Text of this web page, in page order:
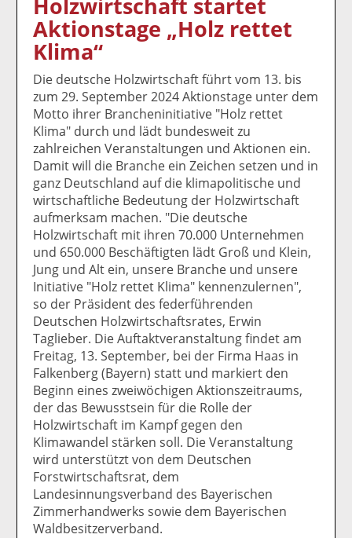
k
el
a
F
ac
e
b
o
o
k
te
il
e
n
k
el
t
tt
er
n
el
a
Li
n
k
di
n
te
il
n
el
p
E
m
v
er
se
n
e
n
e
Aktionstage „Holz rettet
Klima“
Die deutsche Holzwirtschaft führt vom 13. bis
zum 29. September 2024 Aktionstage unter dem
Motto ihrer Brancheninitiative "Holz rettet
Klima" durch und lädt bundesweit zu
zahlreichen Veranstaltungen und Aktionen ein.
Damit will die Branche ein Zeichen setzen und in
ganz Deutschland auf die klimapolitische und
wirtschaftliche Bedeutung der Holzwirtschaft
aufmerksam machen. "Die deutsche
Holzwirtschaft mit ihren 70.000 Unternehmen
und 650.000 Beschäftigten lädt Groß und Klein,
Jung und Alt ein, unsere Branche und unsere
Initiative "Holz rettet Klima" kennenzulernen",
so der Präsident des federführenden
Deutschen Holzwirtschaftsrates, Erwin
Taglieber. Die Auftaktveranstaltung findet am
Freitag, 13. September, bei der Firma Haas in
Falkenberg (Bayern) statt und markiert den
Beginn eines zweiwöchigen Aktionszeitraums,
der das Bewusstsein für die Rolle der
Holzwirtschaft im Kampf gegen den
Klimawandel stärken soll. Die Veranstaltung
wird unterstützt von dem Deutschen
Forstwirtschaftsrat, dem
Landesinnungsverband des Bayerischen
Zimmerhandwerks sowie dem Bayerischen
Waldbesitzerverband.